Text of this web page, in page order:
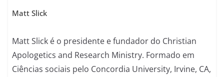
Matt Slick
Matt Slick é o presidente e fundador do Christian
Apologetics and Research Ministry. Formado em
Ciências sociais pelo Concordia University, Irvine, CA,